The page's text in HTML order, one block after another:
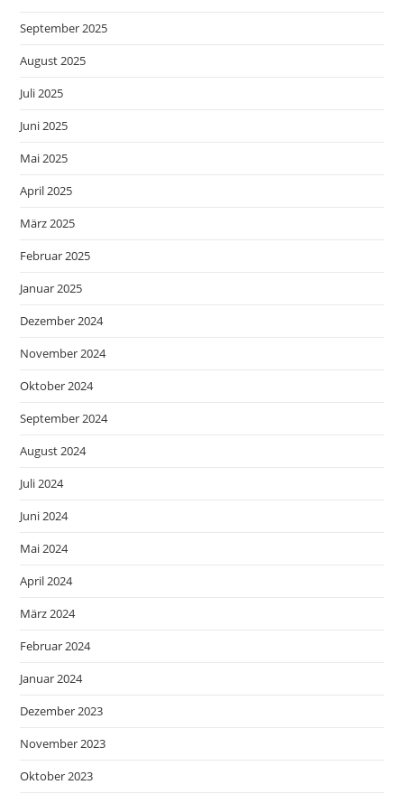
September 2025
August 2025
Juli 2025
Juni 2025
Mai 2025
April 2025
März 2025
Februar 2025
Januar 2025
Dezember 2024
November 2024
Oktober 2024
September 2024
August 2024
Juli 2024
Juni 2024
Mai 2024
April 2024
März 2024
Februar 2024
Januar 2024
Dezember 2023
November 2023
Oktober 2023